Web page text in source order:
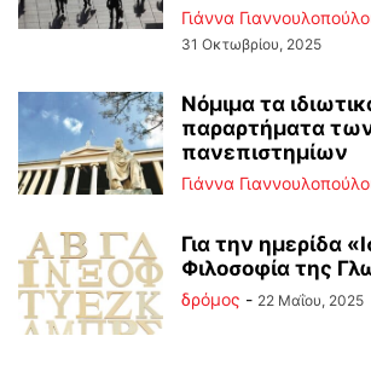
Γιάννα
31 Οκτωβρίου, 2025
Νόμιμα τα
παραρτήματα
πανεπιστημίων
Γιάννα
Για την ημερίδα
Φιλοσοφία της
δρόμος - 22 Μαΐου, 2025